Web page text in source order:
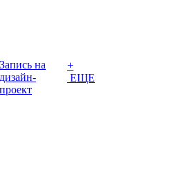
Запись на
дизайн-
проект
+
ЕЩЕ